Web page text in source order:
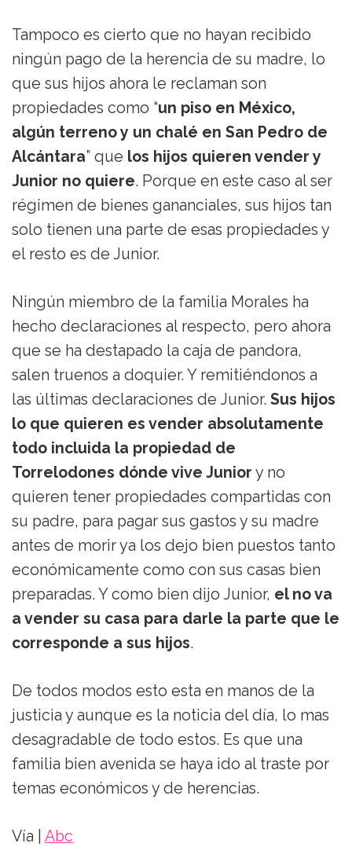
Tampoco es cierto que no hayan recibido
ningún pago de la herencia de su madre, lo
que sus hijos ahora le reclaman son
propiedades como “un piso en México,
algún terreno y un chalé en San Pedro de
Alcántara” que los hijos quieren vender y
Junior no quiere. Porque en este caso al ser
régimen de bienes gananciales, sus hijos tan
solo tienen una parte de esas propiedades y
el resto es de Junior.
Ningún miembro de la familia Morales ha
hecho declaraciones al respecto, pero ahora
que se ha destapado la caja de pandora,
salen truenos a doquier. Y remitiéndonos a
las últimas declaraciones de Junior. Sus hijos
lo que quieren es vender absolutamente
todo incluida la propiedad de
Torrelodones dónde vive Junior y no
quieren tener propiedades compartidas con
su padre, para pagar sus gastos y su madre
antes de morir ya los dejo bien puestos tanto
económicamente como con sus casas bien
preparadas. Y como bien dijo Junior, el no va
a vender su casa para darle la parte que le
corresponde a sus hijos.
De todos modos esto esta en manos de la
justicia y aunque es la noticia del día, lo mas
desagradable de todo estos. Es que una
familia bien avenida se haya ido al traste por
temas económicos y de herencias.
Vía | Abc